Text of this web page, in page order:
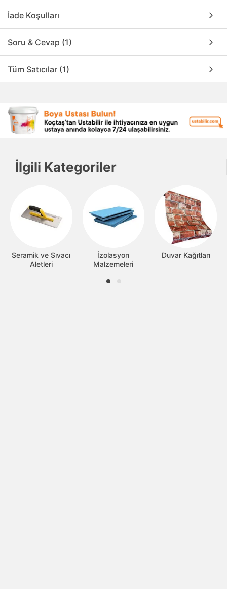
İade Koşulları
Soru & Cevap (1)
Tüm Satıcılar (1)
İlgili Kategoriler
Seramik ve Sıvacı
Aletleri
İzolasyon
Malzemeleri
Duvar Kağıtları